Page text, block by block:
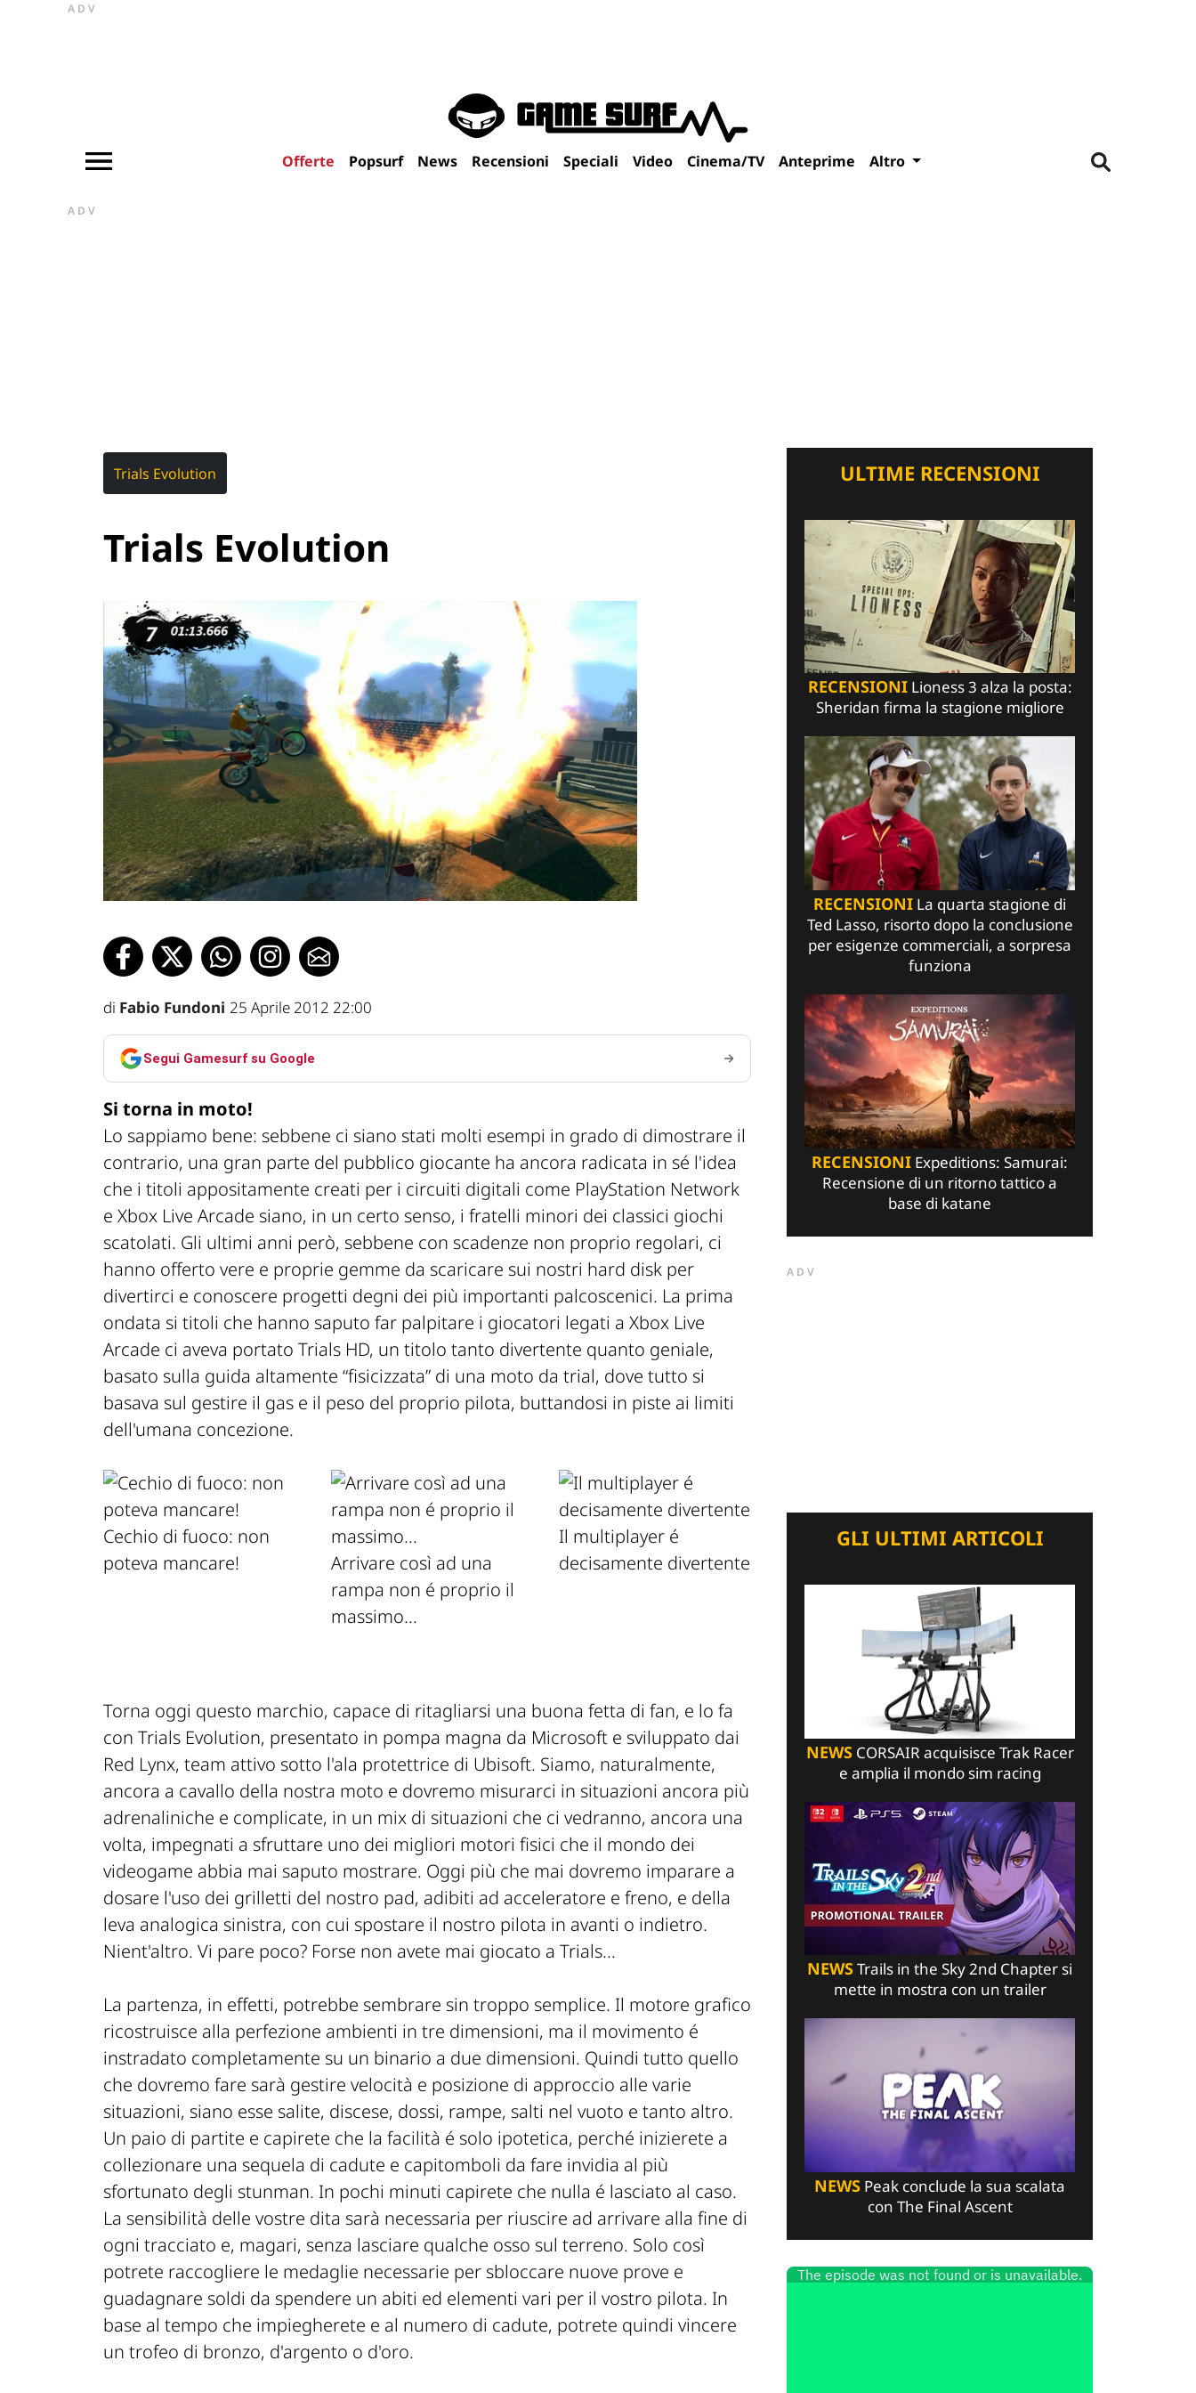
ADV
Offerte Popsurf News Recensioni Speciali Video Cinema/TV Anteprime Altro
ADV
Trials Evolution
Trials Evolution
di Fabio Fundoni 25 Aprile 2012 22:00
Segui Gamesurf su Google
Si torna in moto!
Lo sappiamo bene: sebbene ci siano stati molti esempi in grado di dimostrare il
contrario, una gran parte del pubblico giocante ha ancora radicata in sé l'idea
che i titoli appositamente creati per i circuiti digitali come PlayStation Network
e Xbox Live Arcade siano, in un certo senso, i fratelli minori dei classici giochi
scatolati. Gli ultimi anni però, sebbene con scadenze non proprio regolari, ci
hanno offerto vere e proprie gemme da scaricare sui nostri hard disk per
divertirci e conoscere progetti degni dei più importanti palcoscenici. La prima
ondata si titoli che hanno saputo far palpitare i giocatori legati a Xbox Live
Arcade ci aveva portato Trials HD, un titolo tanto divertente quanto geniale,
basato sulla guida altamente “fisicizzata” di una moto da trial, dove tutto si
basava sul gestire il gas e il peso del proprio pilota, buttandosi in piste ai limiti
dell'umana concezione.
Cechio di fuoco: non
poteva mancare!
Arrivare così ad una
rampa non é proprio il
massimo...
Il multiplayer é
decisamente divertente
Torna oggi questo marchio, capace di ritagliarsi una buona fetta di fan, e lo fa
con Trials Evolution, presentato in pompa magna da Microsoft e sviluppato dai
Red Lynx, team attivo sotto l'ala protettrice di Ubisoft. Siamo, naturalmente,
ancora a cavallo della nostra moto e dovremo misurarci in situazioni ancora più
adrenaliniche e complicate, in un mix di situazioni che ci vedranno, ancora una
volta, impegnati a sfruttare uno dei migliori motori fisici che il mondo dei
videogame abbia mai saputo mostrare. Oggi più che mai dovremo imparare a
dosare l'uso dei grilletti del nostro pad, adibiti ad acceleratore e freno, e della
leva analogica sinistra, con cui spostare il nostro pilota in avanti o indietro.
Nient'altro. Vi pare poco? Forse non avete mai giocato a Trials...
La partenza, in effetti, potrebbe sembrare sin troppo semplice. Il motore grafico
ricostruisce alla perfezione ambienti in tre dimensioni, ma il movimento é
instradato completamente su un binario a due dimensioni. Quindi tutto quello
che dovremo fare sarà gestire velocità e posizione di approccio alle varie
situazioni, siano esse salite, discese, dossi, rampe, salti nel vuoto e tanto altro.
Un paio di partite e capirete che la facilità é solo ipotetica, perché inizierete a
collezionare una sequela di cadute e capitomboli da fare invidia al più
sfortunato degli stunman. In pochi minuti capirete che nulla é lasciato al caso.
La sensibilità delle vostre dita sarà necessaria per riuscire ad arrivare alla fine di
ogni tracciato e, magari, senza lasciare qualche osso sul terreno. Solo così
potrete raccogliere le medaglie necessarie per sbloccare nuove prove e
guadagnare soldi da spendere un abiti ed elementi vari per il vostro pilota. In
base al tempo che impiegherete e al numero di cadute, potrete quindi vincere
un trofeo di bronzo, d'argento o d'oro.
ULTIME RECENSIONI
RECENSIONILioness 3 alza la posta:
Sheridan firma la stagione migliore
RECENSIONI La quarta stagione di
Ted Lasso, risorto dopo la conclusione
per esigenze commerciali, a sorpresa
funziona
RECENSIONI Expeditions: Samurai:
Recensione di un ritorno tattico a
base di katane
ADV
GLI ULTIMI ARTICOLI
NEWSCORSAIR acquisisce Trak Racer
e amplia il mondo sim racing
NEWSTrails in the Sky 2nd Chapter si
mette in mostra con un trailer
NEWS Peak conclude la sua scalata
con The Final Ascent